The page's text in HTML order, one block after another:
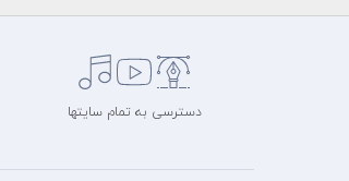
دسترسی به تمام سایتها